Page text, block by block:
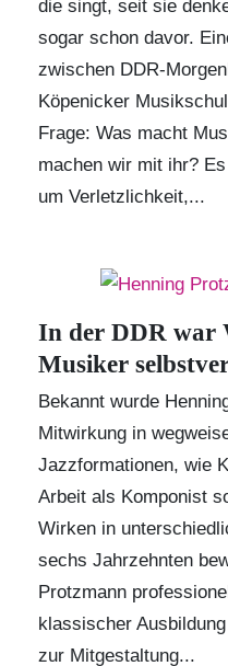
die singt, seit sie
sogar schon davor.
zwischen DDR-
Köpenicker
Frage: Was macht
machen wir mit ihr?
um Verletzlichkeit,...
In der DDR war
Musiker
Bekannt wurde
Mitwirkung in
Jazzformationen, wie
Arbeit als Komponist
Wirken in
sechs Jahrzehnten
Protzmann
klassischer
zur Mitgestaltung...